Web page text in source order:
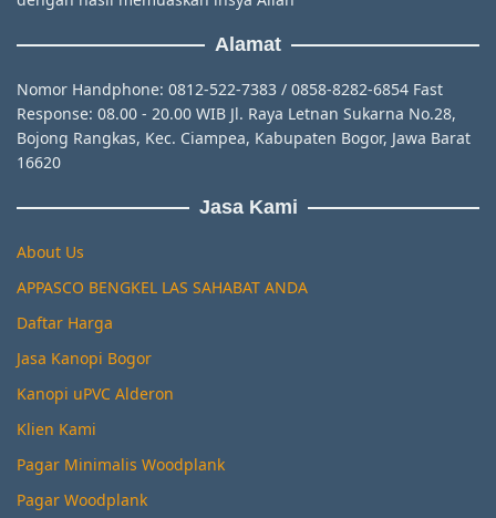
Alamat
Nomor Handphone: 0812-522-7383 / 0858-8282-6854 Fast
Response: 08.00 - 20.00 WIB Jl. Raya Letnan Sukarna No.28,
Bojong Rangkas, Kec. Ciampea, Kabupaten Bogor, Jawa Barat
16620
Jasa Kami
About Us
APPASCO BENGKEL LAS SAHABAT ANDA
Daftar Harga
Jasa Kanopi Bogor
Kanopi uPVC Alderon
Klien Kami
Pagar Minimalis Woodplank
Pagar Woodplank